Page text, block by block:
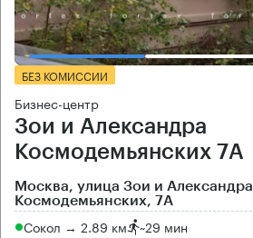
БЕЗ КОМИССИИ
Бизнес-центр
Зои и Александра
Космодемьянских 7А
Москва, улица Зои и Александра
Космодемьянских, 7А
Сокол → 2.89 км ~29 мин